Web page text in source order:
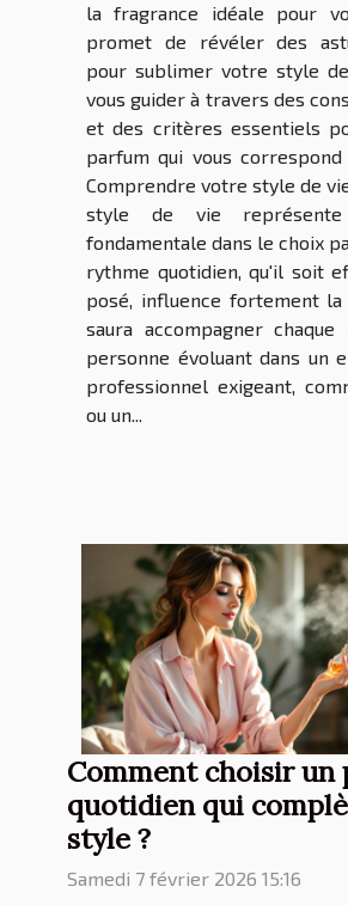
la fragrance idéale pour
promet de révéler des
pour sublimer votre style
vous guider à travers des
et des critères essentiels
parfum qui vous
Comprendre votre style de
style de vie
fondamentale dans le choix
rythme quotidien, qu'il soit
posé, influence fortement
saura accompagner chaque
personne évoluant dans un
professionnel exigeant,
ou un...
Comment choisir un
quotidien qui
style ?
Samedi 7 février 2026 15:16